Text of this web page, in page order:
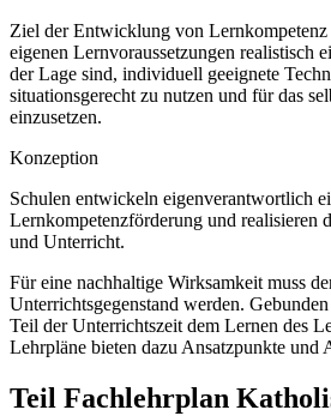
Ziel der Entwicklung von Lernkompetenz
eigenen Lernvoraussetzungen realistisch
der Lage sind, individuell geeignete
situationsgerecht zu nutzen und für das
einzusetzen.
Konzeption
Schulen entwickeln eigenverantwortlich
Lernkompetenzförderung und realisieren
und Unterricht.
Für eine nachhaltige Wirksamkeit muss
Unterrichtsgegenstand werden.
Teil der Unterrichtszeit dem Lernen des
Lehrpläne bieten dazu Ansatzpunkte und
Teil Fachlehrplan